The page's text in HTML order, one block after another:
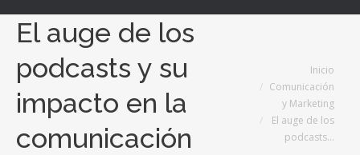
El auge de los
podcasts y su
impacto en la
comunicación
Inicio
Comunicación
y Marketing
El auge de los
podcasts…